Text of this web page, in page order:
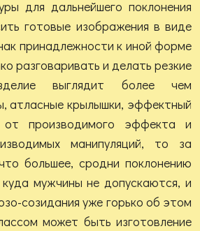
для дальнейшего поклонения
готовые изображения в виде
принадлежности к иной форме
разговаривать и делать резкие
выглядит более чем
атласные крылышки, эффектный
от производимого эффекта и
манипуляций, то за
большее, сродни поклонению
мужчины не допускаются, и
созидания уже горько об этом
может быть изготовление